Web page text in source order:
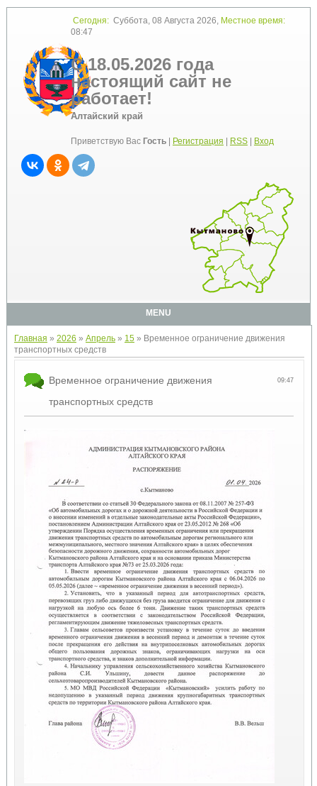
Сегодня:Суббота, 08 Августа 2026, Местное время:
08:47
С 18.05.2026 года
настоящий сайт не
работает!
Алтайский край
Приветствую Вас Гость| Регистрация RSS| Вход
MENU
Главная » 2026 » Апрель » 15» Временное ограничение движения
транспортных средств
09:47
Временное ограничение движения
транспортных средств